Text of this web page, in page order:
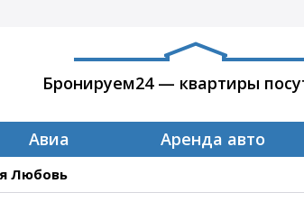
Бронируем24 — квартиры
Авиа Аренда авто
Любовь